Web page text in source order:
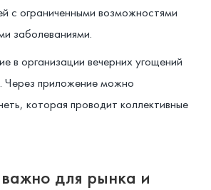
с ограниченными возможностями
заболеваниями.
в организации вечерних угощений
Через приложение можно
которая проводит коллективные
для рынка и